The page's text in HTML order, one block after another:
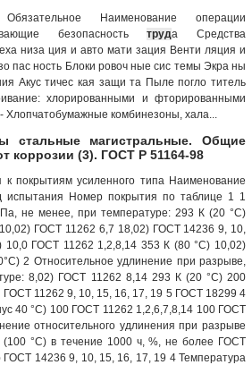
Наименование операции
безопасностьтруда Средства
низа ция и авто мати зация Венти ляция и
пас ность Блоки ровоч ные сис темы Экра ны
Акус тичес кая защи та Пыле погло титель
хлорированными и фторированными
комбинезоны, хала...
стальные магистральные. Общие
коррозии (3). ГОСТ Р 51164-98
к покрытиям усиленного типа Наименование
испытания Номер покрытия по таблице 1 1
не менее, при температуре: 293 К (20 °С)
ГОСТ 11262 6,7 18,02) ГОСТ 14236 9, 10,
ГОСТ 11262 1,2,8,14 353 К (80 °С) 10,02)
2 Относительное удлинение при разрыве,
8,02) ГОСТ 11262 8,14 293 К (20 °С) 200
11262 9, 10, 15, 16, 17, 19 5 ГОСТ 18299 4
40 °С) 100 ГОСТ 11262 1,2,6,7,8,14 100 ГОСТ
относительного удлинения при разрыве
°С) в течение 1000 ч, %, не более ГОСТ
ГОСТ 14236 9, 10, 15, 16, 17, 19 4 Температура